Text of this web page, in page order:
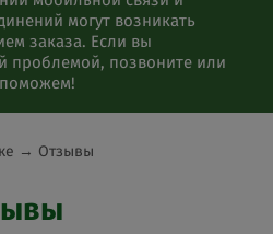
могут возникать
заказа. Если вы
проблемой, позвоните или
→ Отзывы